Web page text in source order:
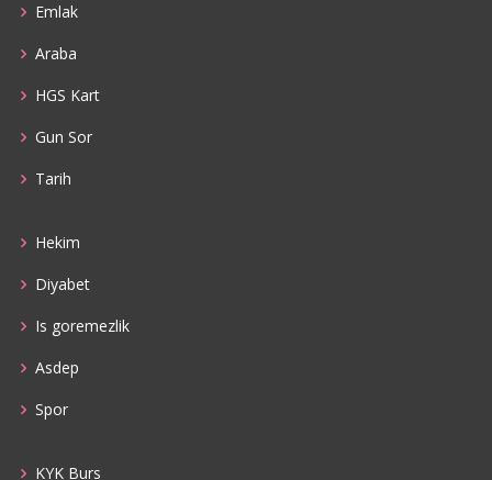
Emlak
Araba
HGS Kart
Gun Sor
Tarih
Hekim
Diyabet
Is goremezlik
Asdep
Spor
KYK Burs